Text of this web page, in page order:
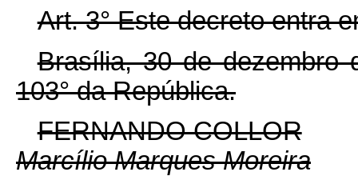
Art. 3° Este decreto entra
Brasília, 30 de dezembro
103° da República.
FERNANDO COLLOR
Marcílio Marques Moreira